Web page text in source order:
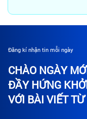
Đăng kí nhận tin mỗi ngày
CHÀO NGÀY
ĐẦY HỨNG
VỚI BÀI VIẾT TỪ